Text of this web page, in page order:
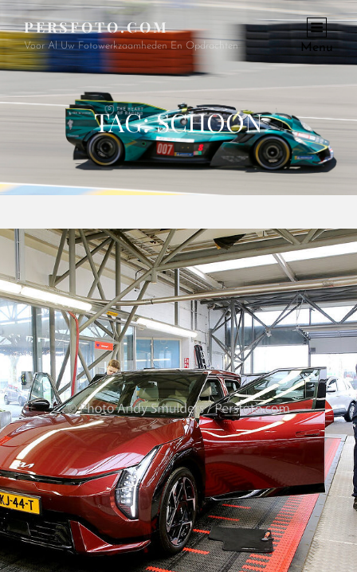
PERSFOTO.COM
Voor Al Uw Fotowerkzaamheden En Opdrachten Menu
TAG:SCHOON